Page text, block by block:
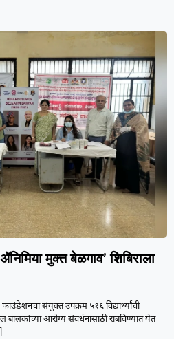
मुक्त बेळगाव’ शिबिराला
संयुक्त उपक्रम ५१६ विद्यार्थ्यांची
बालकांच्या आरोग्य संवर्धनासाठी राबविण्यात येत